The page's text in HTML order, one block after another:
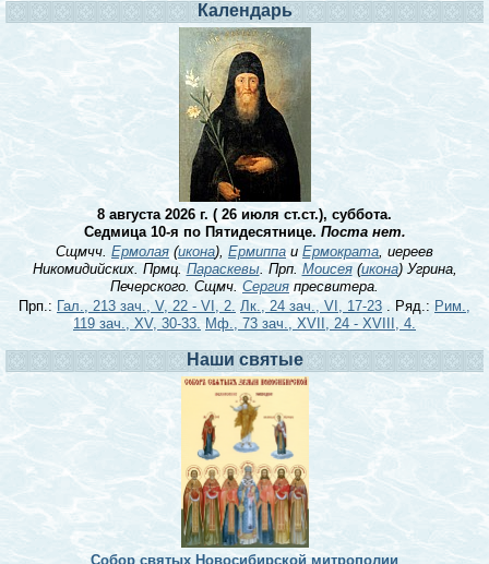
Календарь
8 августа 2026 г. ( 26 июля ст.ст.), суббота.
Седмица 10-я по Пятидесятнице. Поста нет.
Сщмчч. Ермолая (икона), Ермиппаи Ермократа, иереев
Никомидийских. Прмц.Параскевы. Прп. Моисея(икона) Угрина,
Печерского. Сщмч. Сергия пресвитера.
Прп.: Гал., 213 зач., V, 22 - VI, 2. Лк., 24 зач., VI, 17-23 . Ряд.: Рим.,
119 зач., XV, 30-33. Мф., 73 зач., XVII, 24 - XVIII, 4.
Наши святые
Собор святых Новосибирской митрополии